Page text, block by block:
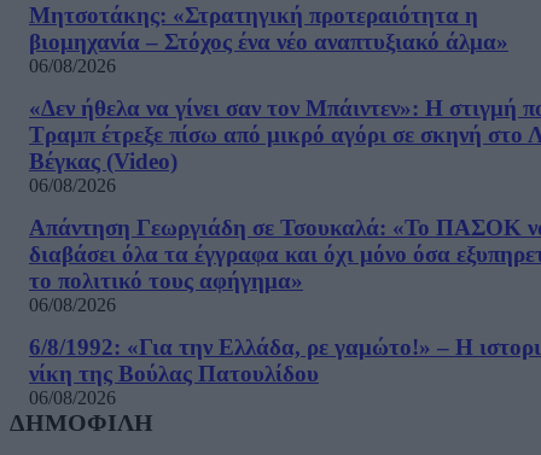
Μητσοτάκης: «Στρατηγική προτεραιότητα η
βιομηχανία – Στόχος ένα νέο αναπτυξιακό άλμα»
06/08/2026
«Δεν ήθελα να γίνει σαν τον Μπάιντεν»: Η στιγμή
Τραμπ έτρεξε πίσω από μικρό αγόρι σε σκηνή στο
Βέγκας (Video)
06/08/2026
Απάντηση Γεωργιάδη σε Τσουκαλά: «Το ΠΑΣΟΚ
διαβάσει όλα τα έγγραφα και όχι μόνο όσα
το πολιτικό τους αφήγημα»
06/08/2026
6/8/1992: «Για την Ελλάδα, ρε γαμώτο!» – Η
νίκη της Βούλας Πατουλίδου
06/08/2026
ΔΗΜΟΦΙΛΗ